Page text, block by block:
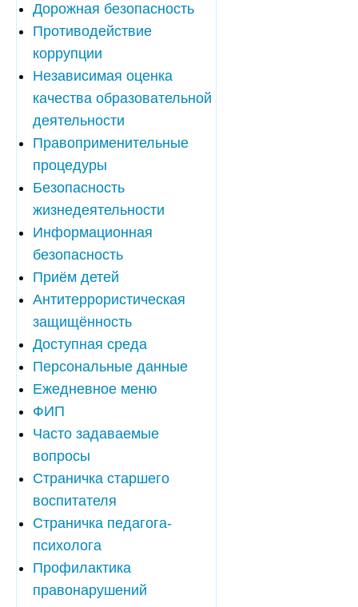
Дорожная безопасность
Противодействие
коррупции
Независимая оценка
качества образовательной
деятельности
Правоприменительные
процедуры
Безопасность
жизнедеятельности
Информационная
безопасность
Приём детей
Антитеррористическая
защищённость
Доступная среда
Персональные данные
Ежедневное меню
ФИП
Часто задаваемые
вопросы
Страничка старшего
воспитателя
Страничка педагога-
психолога
Профилактика
правонарушений